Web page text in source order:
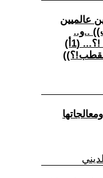
عالميين
..و..
((إسرائيل كبرى)) لكل الشرق الأوسط !؟... (1أ)